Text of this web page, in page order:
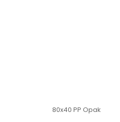
80x40 PP Opak